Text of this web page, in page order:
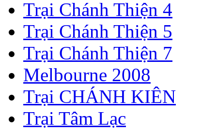
Trại Chánh Thiện 4
Trại Chánh Thiện 5
Trại Chánh Thiện 7
Melbourne 2008
Trại CHÁNH KIÊN
Trại Tâm Lạc